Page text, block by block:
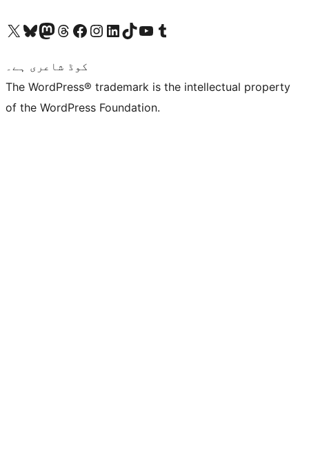
Visit our X (formerly Twitter) account
ہمارے بلیواسکائی اکاؤنٹ پر جائیں
Visit our Mastodon account
ہمارے ٹھریڈز اکاؤنٹ پر جائیں
Visit our Facebook page
Visit our Instagram account
Visit our LinkedIn account
ہمارے ٹک ٹاک اکاؤنٹ پر جائیں
Visit our YouTube channel
ہمارے ٹمبلر اکاؤنٹ پر جائیں
کوڈ شاعری ہے۔
The WordPress® trademark is the intellectual property
of the WordPress Foundation.